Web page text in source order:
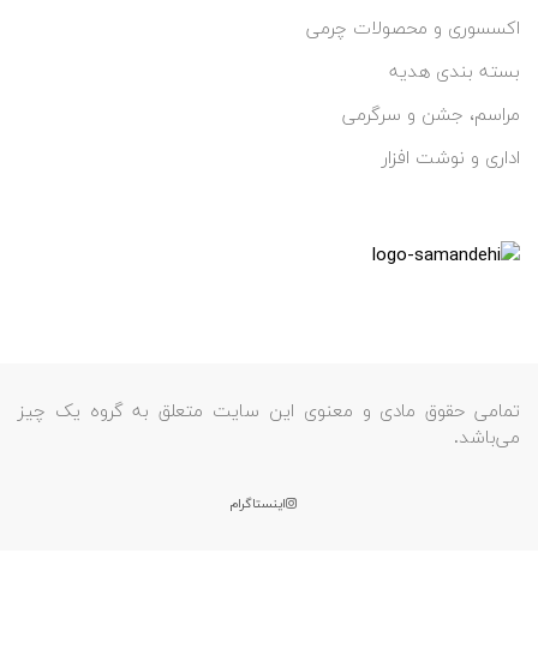
اکسسوری و محصولات چرمی
بسته بندی هدیه
مراسم، جشن و سرگرمی
اداری و نوشت افزار
تمامی حقوق مادی و معنوی این سایت متعلق به گروه یک چیز
می‌باشد.
اینستاگرام